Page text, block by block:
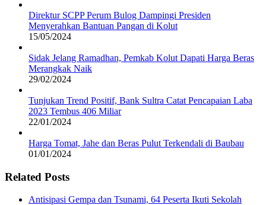
Direktur SCPP Perum Bulog Dampingi Presiden
Menyerahkan Bantuan Pangan di Kolut
15/05/2024
Sidak Jelang Ramadhan, Pemkab Kolut Dapati Harga Beras
Merangkak Naik
29/02/2024
Tunjukan Trend Positif, Bank Sultra Catat Pencapaian Laba
2023 Tembus 406 Miliar
22/01/2024
Harga Tomat, Jahe dan Beras Pulut Terkendali di Baubau
01/01/2024
Related Posts
Antisipasi Gempa dan Tsunami, 64 Peserta Ikuti Sekolah